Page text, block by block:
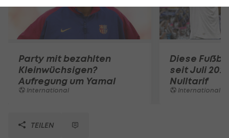
Party mit bezahlten
Kleinwüchsigen?
Aufregung um Yamal
International
Diese
seit Juli
Nulltarif
International
TEILEN